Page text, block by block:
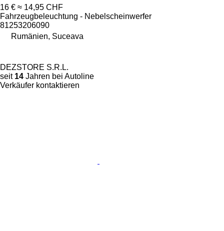
16 € ≈ 14,95 CHF
Fahrzeugbeleuchtung - Nebelscheinwerfer
81253206090
Rumänien, Suceava
DEZSTORE S.R.L.
seit 14 Jahren bei Autoline
Verkäufer kontaktieren